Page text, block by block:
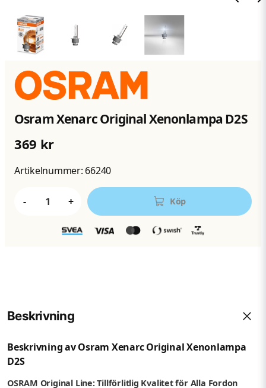
Osram Xenarc Original Xenonlampa D2S
369 kr
Artikelnummer: 66240
- + Köp
Beskrivning
Beskrivning av Osram Xenarc Original Xenonlampa
D2S
OSRAM Original Line: Tillförlitlig Kvalitet för Alla Fordon